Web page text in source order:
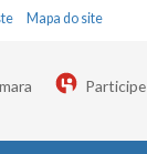
Mapa do site
Participe